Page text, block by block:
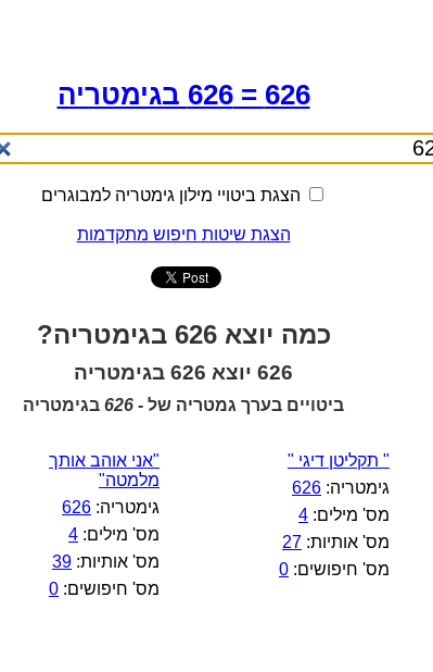
626 = 626 בגימטריה
הצגת ביטויי מילון גימטריה למבוגרים
הצגת שיטות חיפוש מתקדמות
כמה יוצא 626 בגימטריה?
626 יוצא 626 בגימטריה
ביטויים בערך גמטריה של - 626 בגימטריה
" תקליטן דיגי "
גימטריה: 626
מס' מילים: 4
מס' אותיות: 27
מס' חיפושים: 0
"אני אוהב אותך
מלמטה"
גימטריה: 626
מס' מילים: 4
מס' אותיות: 39
מס' חיפושים: 0